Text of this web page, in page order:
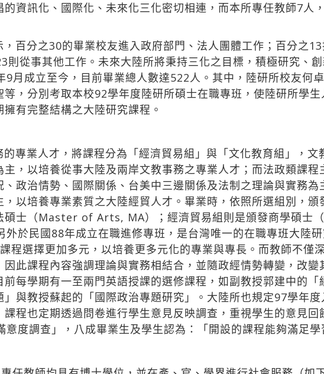
資訊化、國際化、未來化三化密切相連，而本所專任教師7人
百分之30的畢業校友進入政府部門、法人團體工作；百分之13
則從事其他工作。未來大陸所將秉持三化之目標，積極研究、
月成立至今，目前畢業總人數達522人。其中，陸研所校友何
，分別考取本校92學年度陸研所碩士在職專班，使陸研所學
有完整結構之大陸研究課程。
專業人才，將課程分為「經濟貿易組」與「文化教育組」，文
，以培養從事大陸及兩岸文教事務之專業人才；而法政類課程
政治情勢、國際關係、台美中三邊關係及法制之理論與實務為
以培養專業素質之大陸經貿人才。畢業時，依照所選組別，頒
碩士（Master of Arts, MA）；經濟貿易組則是頒發商學碩士
民國88年成立在職進修專班，是台灣唯一的在職專班大陸研
程選擇更加多元，以培養更多元化的專業與專長。而教師不僅
此課程內容強調理論與實務相結合，並隨政經情勢轉變，改變
每學期有一至兩門英語授課的選修課程，如副教授郭建中的「
與教授蘇起的「國際政治專題研究」。大陸所也規定97學年
程也定期透過問卷進行學生意見反映調查，重視學生的意見回
度調查」，八成畢業生及學生認為：「開設的課程能夠滿足學